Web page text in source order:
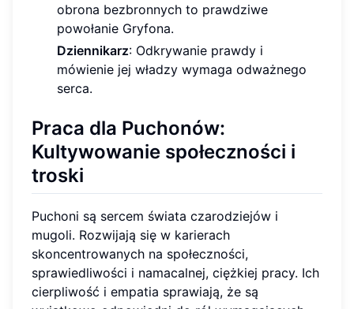
obrona bezbronnych to prawdziwe
powołanie Gryfona.
Dziennikarz: Odkrywanie prawdy i
mówienie jej władzy wymaga odważnego
serca.
Praca dla Puchonów:
Kultywowanie społeczności i
troski
Puchoni są sercem świata czarodziejów i
mugoli. Rozwijają się w karierach
skoncentrowanych na społeczności,
sprawiedliwości i namacalnej, ciężkiej pracy. Ich
cierpliwość i empatia sprawiają, że są